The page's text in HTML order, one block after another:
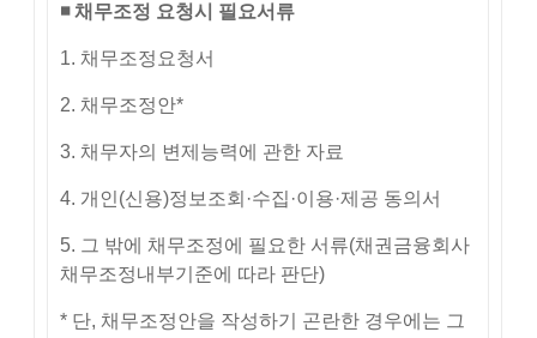
◾채무조정 요청시 필요서류
1. 채무조정요청서
2. 채무조정안*
3. 채무자의 변제능력에 관한 자료
4. 개인(신용)정보조회·수집·이용·제공 동의서
5. 그 밖에 채무조정에 필요한 서류(채권금융회사
채무조정내부기준에 따라 판단)
* 단, 채무조정안을 작성하기 곤란한 경우에는 그